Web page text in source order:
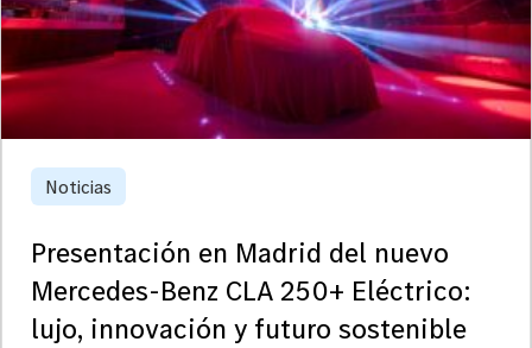
Noticias
Presentación en Madrid del nuevo
Mercedes-Benz CLA 250+ Eléctrico:
lujo, innovación y futuro sostenible